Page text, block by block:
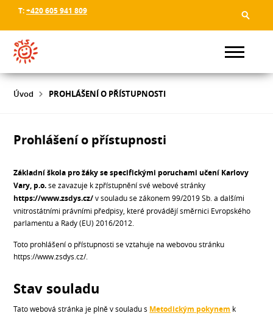
T:+420 605 941 809
Úvod PROHLÁŠENÍ O PŘÍSTUPNOSTI
Prohlášení o přístupnosti
Základní škola pro žáky se specifickými poruchami učení Karlovy
Vary, p.o.se zavazuje k zpřístupnění své webové stránky
https://www.zsdys.cz/v souladu se zákonem 99/2019 Sb. a dalšími
vnitrostátními právními předpisy, které provádějí směrnici Evropského
parlamentu a Rady (EU) 2016/2012.
Toto prohlášení o přístupnosti se vztahuje na webovou stránku
https://www.zsdys.cz/.
Stav souladu
Tato webová stránka je plně v souladu s Metodickým pokynem k